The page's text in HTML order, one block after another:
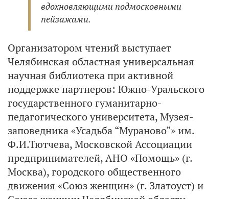
вдохновляющими подмосковными
пейзажами.
Организатором чтений выступает
Челябинская областная универсальная
научная библиотека при активной
поддержке партнеров: Южно-Уральского
государственного гуманитарно-
педагогического университета, Музея-
заповедника «Усадьба “Мураново”» им.
Ф.И.Тютчева, Московской Ассоциации
предпринимателей, АНО «Помощь» (г.
Москва), городского общественного
движения «Союз женщин» (г. Златоуст) и